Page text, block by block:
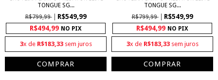
TONGUE SG...
R$799,99
R$549,99
R$494,99 NO PIX
3x de R$183,33sem juros
COMPRAR
TONGUE SG...
R$799,99
R$549,99
R$494,99 NO PIX
3x de R$183,33sem juros
COMPRAR